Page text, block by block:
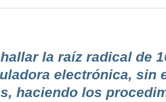
la raíz radical de
electrónica, sin
haciendo los